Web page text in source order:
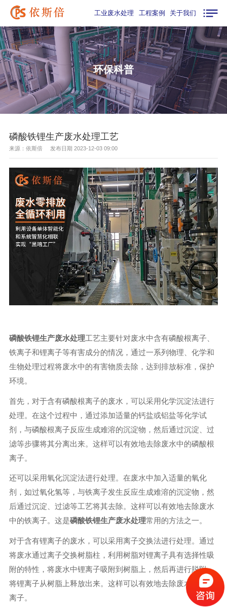
工业废水处理 工程案例 关于我们
环保科普
磷酸铁锂生产废水处理工艺
来源：依斯倍 发布日期 2023-12-03 09:00
磷酸铁锂生产废水处理工艺主要针对废水中含有磷酸根离子、
铁离子和锂离子等有害成分的情况，通过一系列物理、化学和
生物处理过程将废水中的有害物质去除，达到排放标准，保护
环境。
首先，对于含有磷酸根离子的废水，可以采用化学沉淀法进行
处理。在这个过程中，通过添加适量的钙盐或铝盐等化学试
剂，与磷酸根离子反应生成难溶的沉淀物，然后通过沉淀、过
滤等步骤将其分离出来。这样可以有效地去除废水中的磷酸根
离子。
还可以采用氧化沉淀法进行处理。在废水中加入适量的氧化
剂，如过氧化氢等，与铁离子发生反应生成难溶的沉淀物，然
后通过沉淀、过滤等工艺将其去除。这样可以有效地去除废水
中的铁离子。这是磷酸铁锂生产废水处理常用的方法之一。
对于含有锂离子的废水，可以采用离子交换法进行处理。通过
将废水通过离子交换树脂柱，利用树脂对锂离子具有选择性吸
附的特性，将废水中锂离子吸附到树脂上，然后再进行脱附，
将锂离子从树脂上释放出来。这样可以有效地去除废水中的锂
离子。